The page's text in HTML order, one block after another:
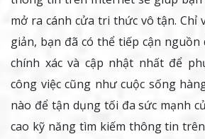
mở ra cánh cửa tri thức vô tận. Chỉ
giản, bạn đã có thể tiếp cận
chính xác và cập nhật nhất để
công việc cũng như cuộc sống
nào để tận dụng tối đa sức mạnh
cao kỹ năng tìm kiếm thông tin